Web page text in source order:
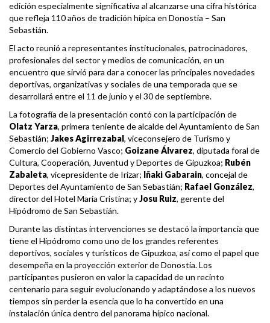
edición especialmente significativa al alcanzarse una cifra histórica
que refleja 110 años de tradición hípica en Donostia – San
Sebastián.
El acto reunió a representantes institucionales, patrocinadores,
profesionales del sector y medios de comunicación, en un
encuentro que sirvió para dar a conocer las principales novedades
deportivas, organizativas y sociales de una temporada que se
desarrollará entre el 11 de junio y el 30 de septiembre.
La fotografía de la presentación contó con la participación de
Olatz Yarza, primera teniente de alcalde del Ayuntamiento de San
Sebastián; Jakes Agirrezabal, viceconsejero de Turismo y
Comercio del Gobierno Vasco; Goizane Álvarez, diputada foral de
Cultura, Cooperación, Juventud y Deportes de Gipuzkoa; Rubén
Zabaleta, vicepresidente de Irizar; Iñaki Gabarain, concejal de
Deportes del Ayuntamiento de San Sebastián; Rafael González,
director del Hotel María Cristina; yJosu Ruiz, gerente del
Hipódromo de San Sebastián.
Durante las distintas intervenciones se destacó la importancia que
tiene el Hipódromo como uno de los grandes referentes
deportivos, sociales y turísticos de Gipuzkoa, así como el papel que
desempeña en la proyección exterior de Donostia. Los
participantes pusieron en valor la capacidad de un recinto
centenario para seguir evolucionando y adaptándose a los nuevos
tiempos sin perder la esencia que lo ha convertido en una
instalación única dentro del panorama hípico nacional.